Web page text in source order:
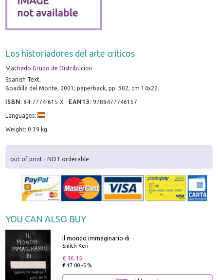
Los historiadores del arte criticos
Machado Grupo de Distribucion
Spanish Text.
Boadilla del Monte, 2001; paperback, pp. 302, cm 14x22.
ISBN:84-7774-615-X - EAN13 :9788477746157
Languages:
Weight: 0.39 kg
out of print - NOT orderable
YOU CAN ALSO BUY
Il mondo immaginario di
Smith Keri
€ 16.15
€ 17.00 -5 %